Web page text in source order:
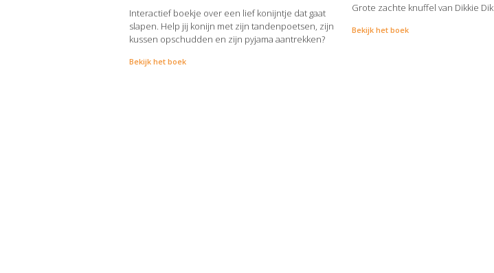
Interactief boekje over een lief konijntje dat gaat
slapen. Help jij konijn met zijn tandenpoetsen, zijn
kussen opschudden en zijn pyjama aantrekken?
Bekijk het boek
Grote zachte knuffel van Dikkie Dik
Bekijk het boek